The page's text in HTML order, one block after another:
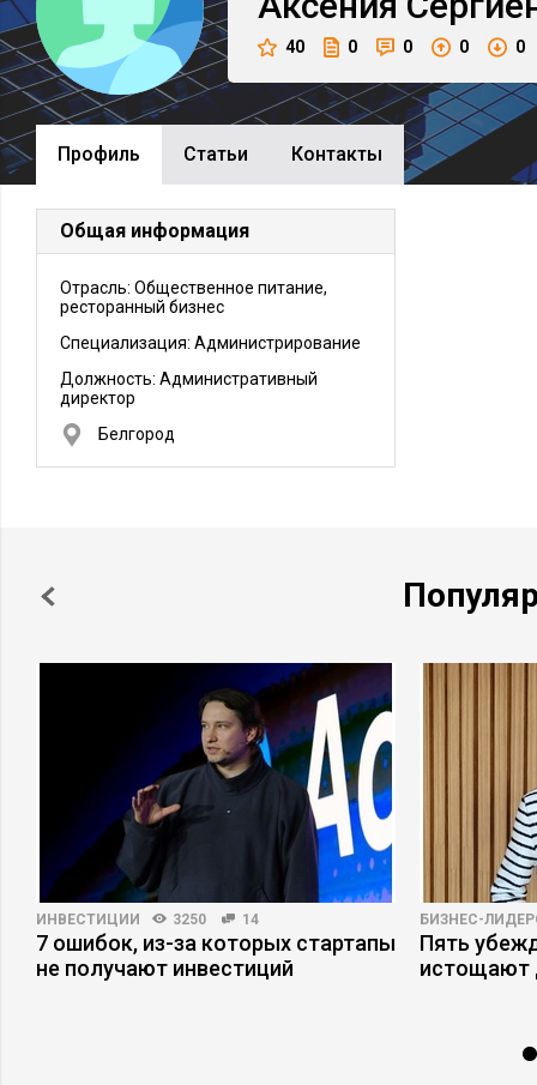
40 0 0 0 0
Профиль Cтатьи Контакты
Общая информация
Отрасль: Общественное питание,
ресторанный бизнес
Специализация: Администрирование
Должность: Административный
директор
Белгород
ИНВЕСТИЦИИ 3250 14
7 ошибок, из-за которых стартапы
не получают инвестиций
БИЗНЕС-
Пять
истощают